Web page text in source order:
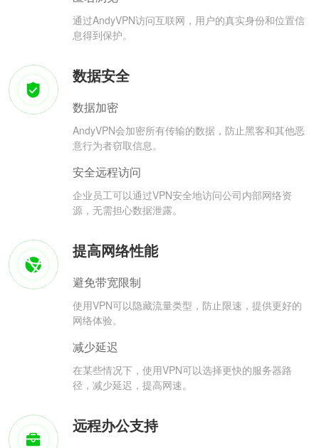
通过AndyVPN访问互联网，用户的真实身份和位置信
息得到保护。
数据安全
数据加密
AndyVPN会加密所有传输的数据，防止黑客和其他恶
意行为者窃取信息。
安全远程访问
企业员工可以通过VPN安全地访问公司内部网络资
源，无需担心数据泄露。
提高网络性能
避免带宽限制
使用VPN可以隐藏流量类型，防止限速，提供更好的
网络体验。
减少延迟
在某些情况下，使用VPN可以选择更快的服务器路
径，减少延迟，提高网速。
远程办公支持